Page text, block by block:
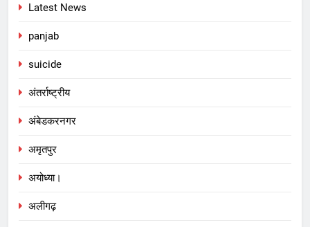
Latest News
panjab
suicide
अंतर्राष्ट्रीय
अंबेडकरनगर
अमृतपुर
अयोध्या।
अलीगढ़